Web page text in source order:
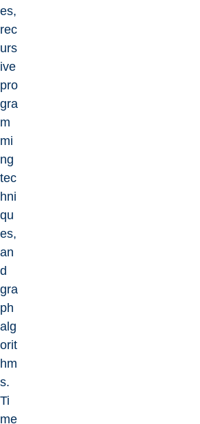
es,
rec
urs
ive
pro
gra
m
mi
ng
tec
hni
qu
es,
an
d
gra
ph
alg
orit
hm
s.
Ti
me